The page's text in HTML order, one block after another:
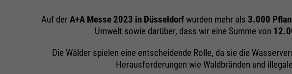
Auf derA+A Messe 2023 in Düsseldorfwurden mehr als 3.000
Umwelt sowie darüber, dass wir eine Summe von
Die Wälder spielen eine entscheidende Rolle, da sie die
Herausforderungen wie Waldbränden und